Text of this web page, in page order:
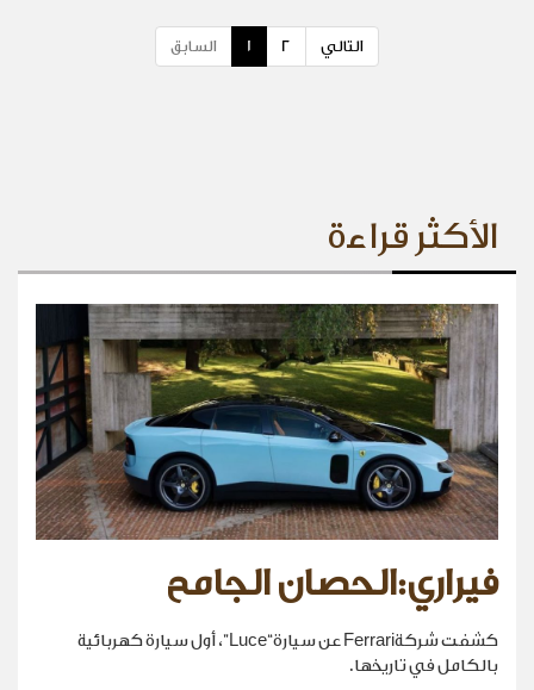
السابق 1 2 التالي
الأكثر قراءة
فيراري:الحصان الجامح
كشفت شركةFerrari عن سيارة“Luce”، أول سيارة كهربائية
بالكامل في تاريخها.